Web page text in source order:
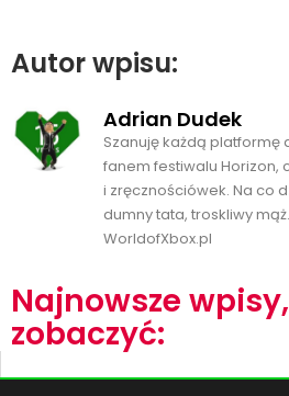
Autor wpisu:
Adrian Dudek
Szanuję każdą platformę
fanem festiwalu
i zręcznościówek. Na co
dumny tata, troskliwy
WorldofXbox.pl
Najnowsze
zobaczyć: